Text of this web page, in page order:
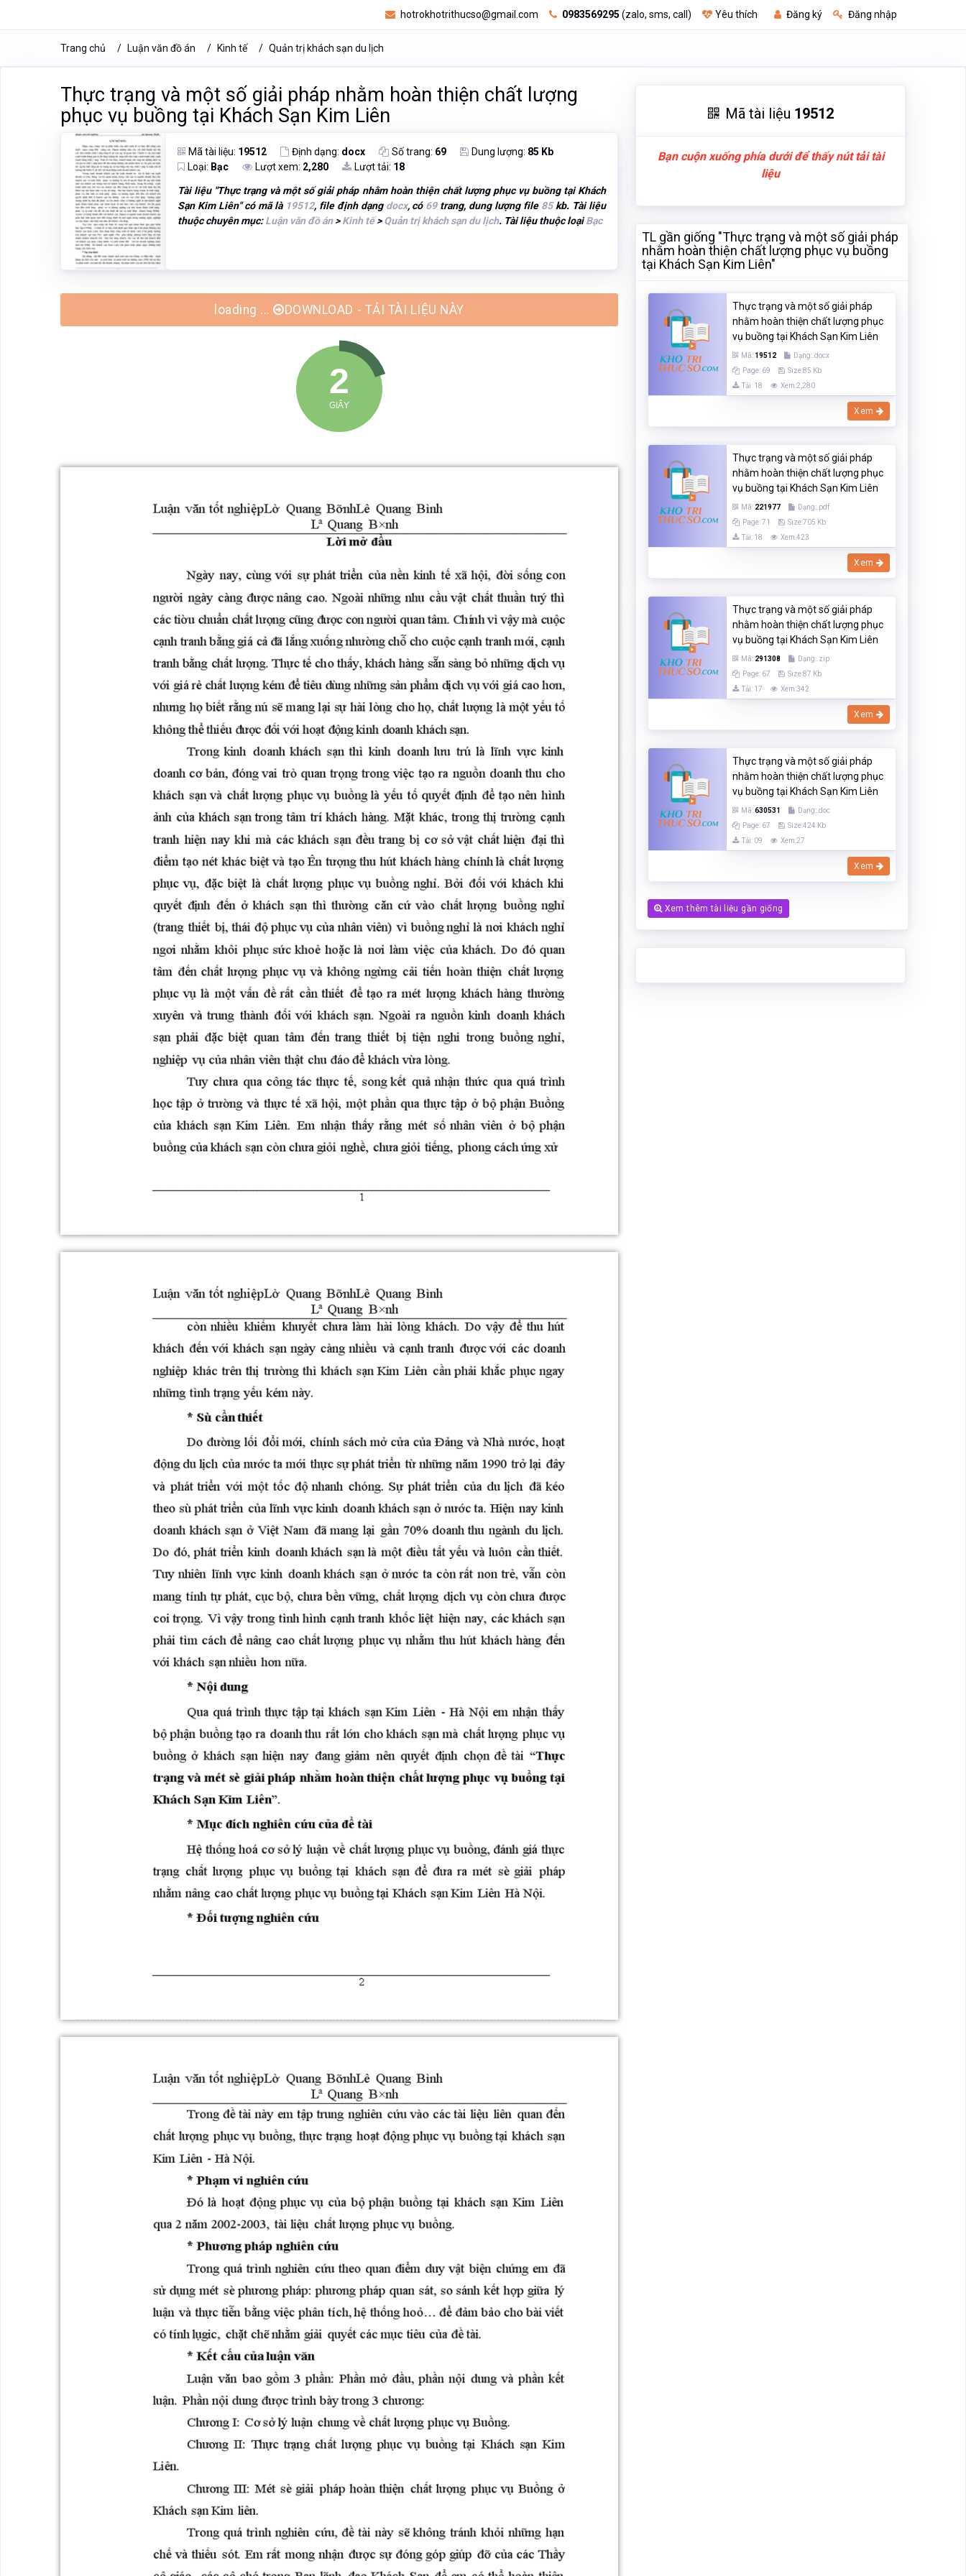
hotrokhotrithucso@gmail.com 0983569295 (zalo, sms, call) Yêu thích Đăng ký Đăng nhập
Trang chủ Luận văn đồ án Kinh tế Quản trị khách sạn du lịch
Thực trạng và một số giải pháp nhằm hoàn thiện chất lượng
phục vụ buồng tại Khách Sạn Kim Liên
Mã tài liệu: 19512 Định dạng: docx Số trang: 69 Dung lượng: 85 Kb
Loại: Bạc Lượt xem: 2,280 Lượt tải: 18
Tài liệu "Thực trạng và một số giải pháp nhằm hoàn thiện chất lượng phục vụ buồng tại Khách
Sạn Kim Liên" có mã là 19512, file định dạng docx, có 69trang, dung lượng file 85kb. Tài liệu
thuộc chuyên mục:Luận văn đồ án>Kinh tế>Quản trị khách sạn du lịch. Tài liệu thuộc loạiBạc
loading ... DOWNLOAD - TẢI TÀI LIỆU NÀY
Mã tài liệu 19512
Bạn cuộn xuống phía dưới để thấy nút tải tài
liệu
TL gần giống "Thực trạng và một số giải pháp
nhằm hoàn thiện chất lượng phục vụ buồng
tại Khách Sạn Kim Liên"
Thực trạng và một số giải pháp
nhằm hoàn thiện chất lượng phục
vụ buồng tại Khách Sạn Kim Liên
Mã: 19512
Dạng:.docx
Page: 69
Size:85 Kb
Tải: 18
Xem:2,280
Xem
Thực trạng và một số giải pháp
nhằm hoàn thiện chất lượng phục
vụ buồng tại Khách Sạn Kim Liên
Mã: 221977
Dạng:.pdf
Page: 71
Size:705 Kb
Tải: 18
Xem:423
Xem
Thực trạng và một số giải pháp
nhằm hoàn thiện chất lượng phục
vụ buồng tại Khách Sạn Kim Liên
Mã: 291308
Dạng:.zip
Page: 67
Size:87 Kb
Tải: 17
Xem:342
Xem
Thực trạng và một số giải pháp
nhằm hoàn thiện chất lượng phục
vụ buồng tại Khách Sạn Kim Liên
Mã:630531
Dạng:.doc
Page: 67
Size:424 Kb
Tải: 09
Xem:27
Xem
Xem thêm tài liệu gần giống